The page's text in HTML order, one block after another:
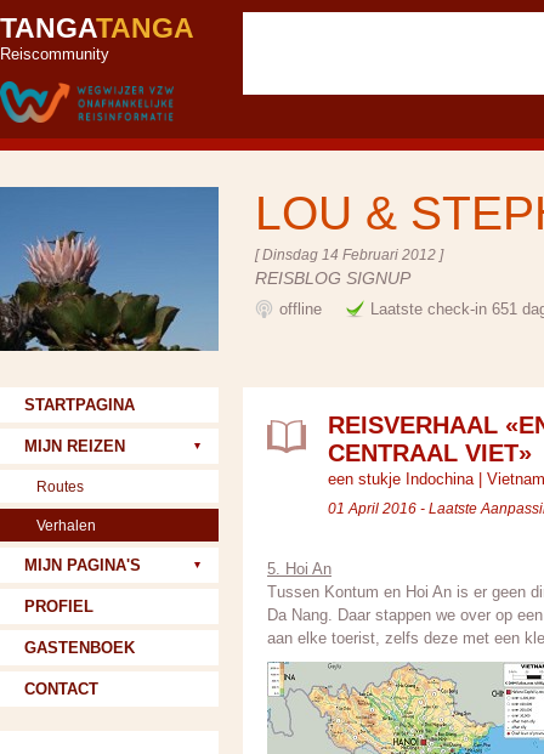
TANGATANGA
Reiscommunity
LOU &
[ Dinsdag 14 Februari 2012 ]
REISBLOG SIGNUP
offline Laatste check-in 651
REISVERHAAL
CENTRAAL VIET»
een stukje Indochina| Vietnam
01 April 2016 - Laatste
5. Hoi An
Tussen Kontum en Hoi An is er geen
Da Nang. Daar stappen we over op
aan elke toerist, zelfs deze met een
STARTPAGINA
MIJN REIZEN
Routes
Verhalen
MIJN PAGINA'S
PROFIEL
GASTENBOEK
CONTACT